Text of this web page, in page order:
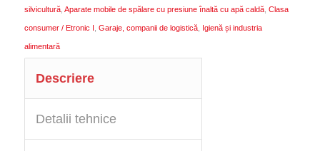
silvicultură, Aparate mobile de spălare cu presiune înaltă cu apă caldă, Clasa
consumer / Etronic I , Garaje, companii de logistică, Igienă și industria
alimentară
Descriere
Detalii tehnice